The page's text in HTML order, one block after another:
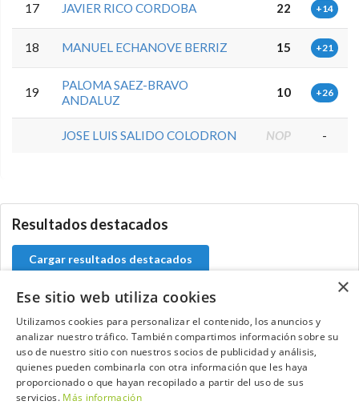
17 JAVIER RICO CORDOBA 22 +14
18 MANUEL ECHANOVE BERRIZ 15 +21
19
PALOMA SAEZ-BRAVO
ANDALUZ
10 +26
JOSE LUIS SALIDO COLODRON NOP -
Resultados destacados
Cargar resultados destacados
Contacta con el equipo de NextCaddy
Opina Contacta
×
Ese sitio web utiliza cookies
Utilizamos cookies para personalizar el contenido, los anuncios y
analizar nuestro tráfico. También compartimos información sobre su
uso de nuestro sitio con nuestros socios de publicidad y análisis,
quienes pueden combinarla con otra información que les haya
proporcionado o que hayan recopilado a partir del uso de sus
servicios. Más información